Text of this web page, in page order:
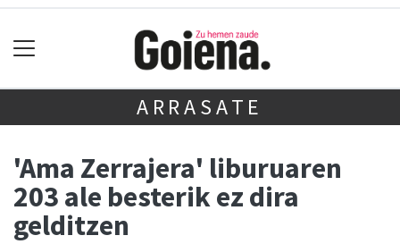
ARRASATE
'Ama Zerrajera' liburuaren
203 ale besterik ez dira
gelditzen